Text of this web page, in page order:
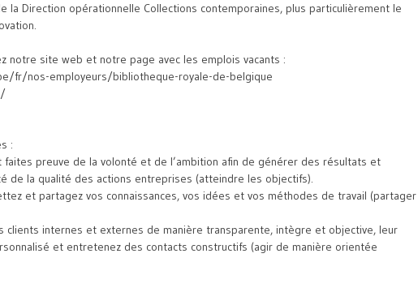
la Direction opérationnelle Collections contemporaines, plus particulièrement le
notre site web et notre page avec les emplois vacants :
fr/nos-employeurs/bibliotheque-royale-de-belgique
:
faites preuve de la volonté et de l’ambition afin de générer des résultats et
de la qualité des actions entreprises (atteindre les objectifs).
et partagez vos connaissances, vos idées et vos méthodes de travail (partager
clients internes et externes de manière transparente, intègre et objective, leur
et entretenez des contacts constructifs (agir de manière orientée